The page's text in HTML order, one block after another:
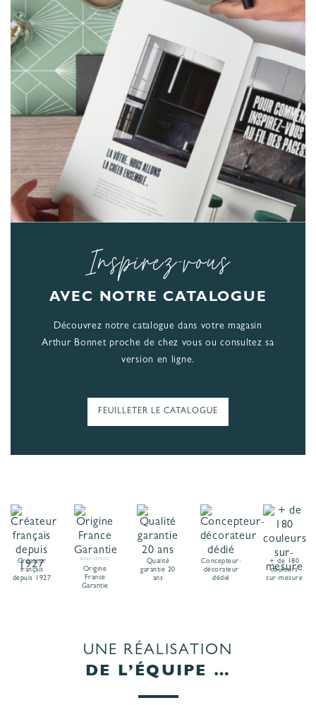
Inspirez-vous
AVEC NOTRE CATALOGUE
Découvrez notre catalogue dans votre magasin
Arthur Bonnet proche de chez vous ou consultez sa
version en ligne.
FEUILLETER LE CATALOGUE
Créateur
français
depuis 1927
BVCert. 6019325
Origine
France
Garantie
Qualité
garantie 20
ans
Concepteur-
décorateur
dédié
+ de 180
couleurs
sur-mesure
UNE RÉALISATION
DE L’ÉQUIPE …